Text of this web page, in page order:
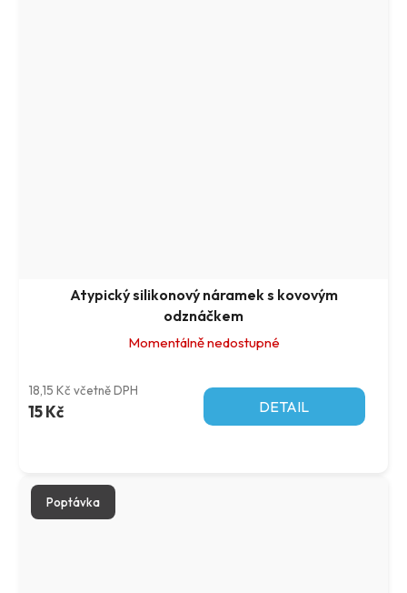
Atypický silikonový náramek s kovovým
odznáčkem
Momentálně nedostupné
18,15 Kč včetně DPH
15 Kč DETAIL
Poptávka